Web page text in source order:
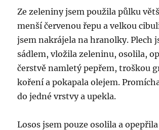
Ze zeleniny jsem použila půlku
menší červenou řepu a velkou
jsem nakrájela na hranolky. Plech
sádlem, vložila zeleninu, osolila,
čerstvě namletý pepřem, troškou
koření a pokapala olejem.
do jedné vrstvy a upekla.
Losos jsem pouze osolila a